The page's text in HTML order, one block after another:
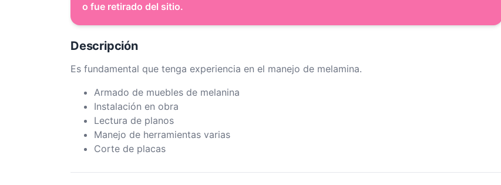
o fue retirado del sitio.
Descripción
Es fundamental que tenga experiencia en el manejo de melamina.
Armado de muebles de melanina
Instalación en obra
Lectura de planos
Manejo de herramientas varias
Corte de placas